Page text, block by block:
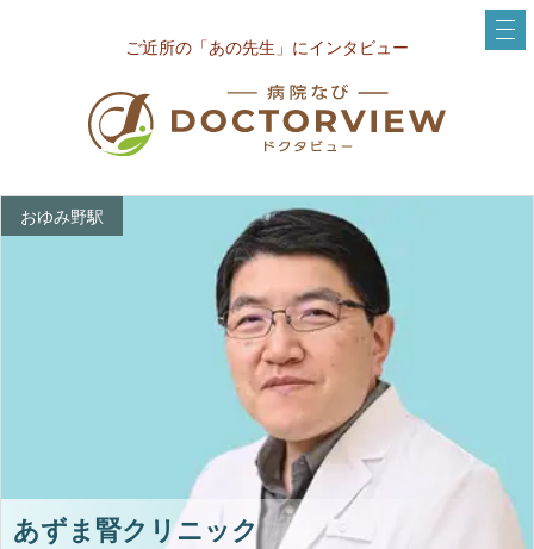
ご近所の「あの先生」にインタビュー
おゆみ野駅
あずま腎クリニック